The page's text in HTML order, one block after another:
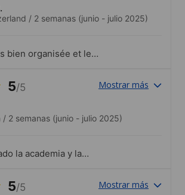
/ 2 semanas (junio - julio 2025)
bien organisée et le
les enseignantes à
étaient très
également très
5/5 Mostrar más
/ 2 semanas (junio - julio 2025)
la academia y la
adaptando las
5/5 Mostrar más